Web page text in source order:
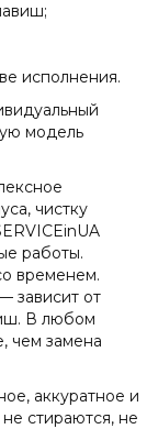
исполнения.
модель
чистку
работы.
временем.
зависит от
В любом
чем замена
аккуратное и
стираются, не